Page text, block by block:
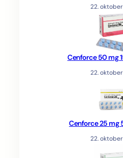
22.
Cenforce 50 mg
22.
Cenforce 25
22.